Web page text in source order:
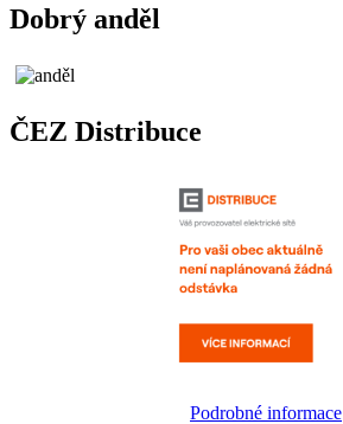
Dobrý anděl
ČEZ Distribuce
Podrobné informace